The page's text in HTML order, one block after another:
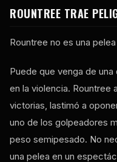
ROUNTREE TRAE
Rountree no es una
Puede que venga de
en la violencia. Rountree
victorias, lastimó a
uno de los golpeadores
peso semipesado. No
una pelea en un